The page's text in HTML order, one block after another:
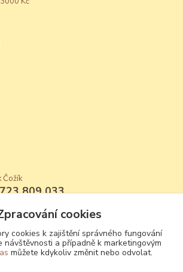
Čožík
809 033
cookies
cookies k zajištění správného fungování
návštěvnosti a případně k marketingovým
můžete kdykoliv změnit nebo odvolat.